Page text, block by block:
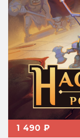
1 490 ₽